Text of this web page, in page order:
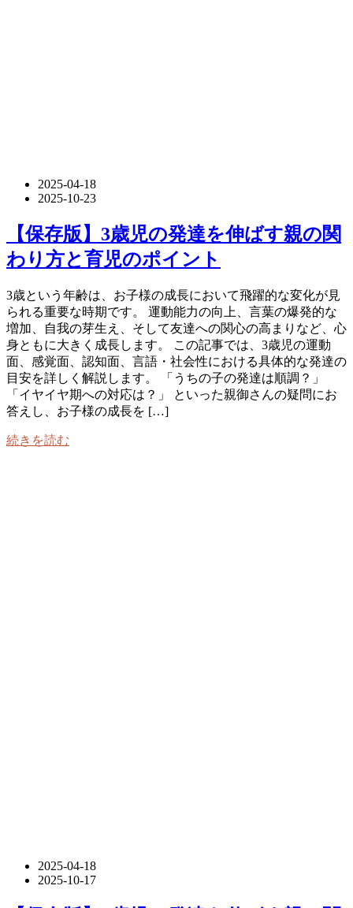
2025-04-18
2025-10-23
【保存版】3歳児の発達を伸ばす親の関
わり方と育児のポイント
3歳という年齢は、お子様の成長において飛躍的な変化が見
られる重要な時期です。 運動能力の向上、言葉の爆発的な
増加、自我の芽生え、そして友達への関心の高まりなど、心
身ともに大きく成長します。 この記事では、3歳児の運動
面、感覚面、認知面、言語・社会性における具体的な発達の
目安を詳しく解説します。 「うちの子の発達は順調？」
「イヤイヤ期への対応は？」 といった親御さんの疑問にお
答えし、お子様の成長を […]
続きを読む
2025-04-18
2025-10-17